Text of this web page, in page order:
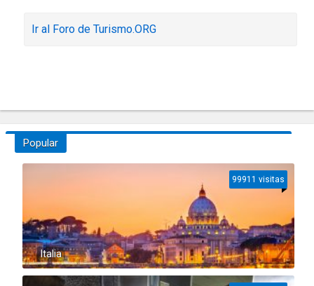
Ir al Foro de Turismo.ORG
Popular
Italia
99911 visitas